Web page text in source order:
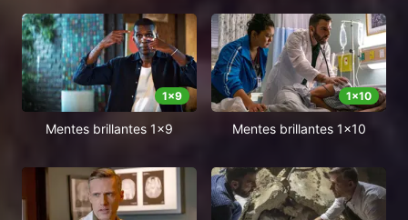
1x9
Mentes brillantes 1x9
1x10
Mentes brillantes 1x10